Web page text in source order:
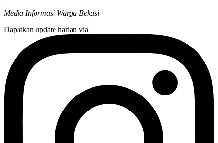
Media Informasi Warga Bekasi
Dapatkan update harian via